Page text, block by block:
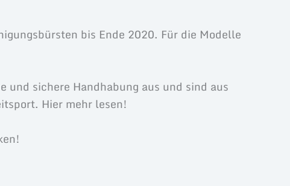
bis Ende 2020. Für die Modelle
sichere Handhabung aus und sind aus
Hier mehr lesen!